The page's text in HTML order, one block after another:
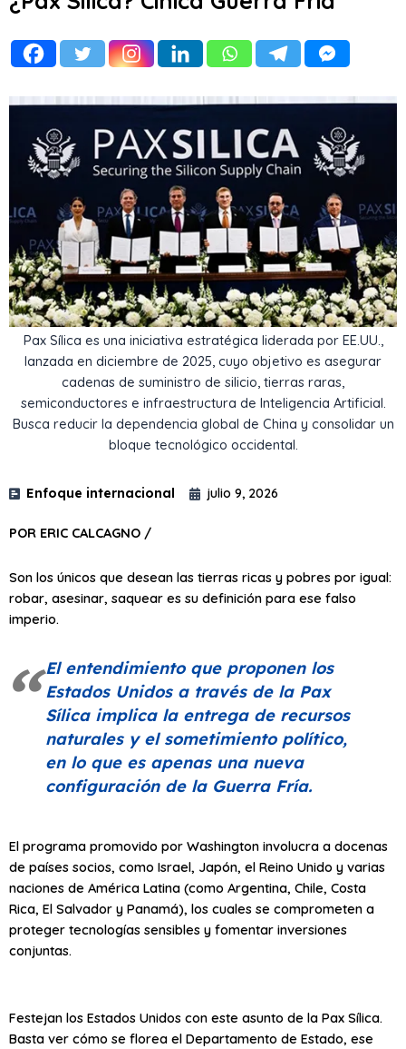
Pax Sílica es una iniciativa estratégica liderada por EE.UU.,
lanzada en diciembre de 2025, cuyo objetivo es asegurar
cadenas de suministro de silicio, tierras raras,
semiconductores e infraestructura de Inteligencia Artificial.
Busca reducir la dependencia global de China y consolidar un
bloque tecnológico occidental.
Enfoque internacional julio 9, 2026
POR ERIC CALCAGNO /
Son los únicos que desean las tierras ricas y pobres por igual:
robar, asesinar, saquear es su definición para ese falso
imperio.
El entendimiento que proponen los
Estados Unidos a través de la Pax
Sílica implica la entrega de recursos
naturales y el sometimiento político,
en lo que es apenas una nueva
configuración de la Guerra Fría.
El programa promovido por Washington involucra a docenas
de países socios, como Israel, Japón, el Reino Unido y varias
naciones de América Latina (como Argentina, Chile, Costa
Rica, El Salvador y Panamá), los cuales se comprometen a
proteger tecnologías sensibles y fomentar inversiones
conjuntas.
Festejan los Estados Unidos con este asunto de la Pax Sílica.
Basta ver cómo se florea el Departamento de Estado, ese